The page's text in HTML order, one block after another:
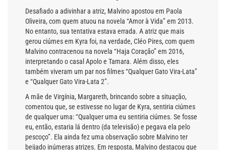
Desafiado a adivinhar a atriz, Malvino apostou em Paola
Oliveira, com quem atuou na novela “Amor à Vida” em 2013.
No entanto, sua tentativa estava errada. A atriz que mais
gerou ciúmes em Kyra foi, na verdade, Cléo Pires, com quem
Malvino contracenou na novela “Haja Coração” em 2016,
interpretando o casal Apolo e Tamara. Além disso, eles
também viveram um par nos filmes “Qualquer Gato Vira-Lata”
e “Qualquer Gato Vira-Lata 2”.
A mãe de Virgínia, Margareth, brincando sobre a situação,
comentou que, se estivesse no lugar de Kyra, sentiria ciúmes
de qualquer uma: “Qualquer uma eu sentiria ciúmes. Se fosse
eu, então, estaria lá dentro (da televisão) e pegava ela pelo
pescoço”. Ela ainda fez uma observação sobre Malvino ter
beijado inúmeras atrizes. Em resposta, Malvino destacou que